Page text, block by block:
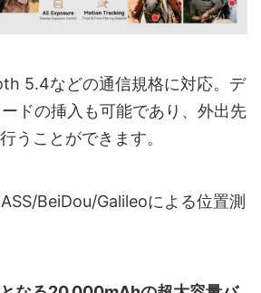
5.4などの通信規格に対応。デ
ドの挿入も可能であり、外出先
うことができます。
BeiDou/Galileoによる位置測